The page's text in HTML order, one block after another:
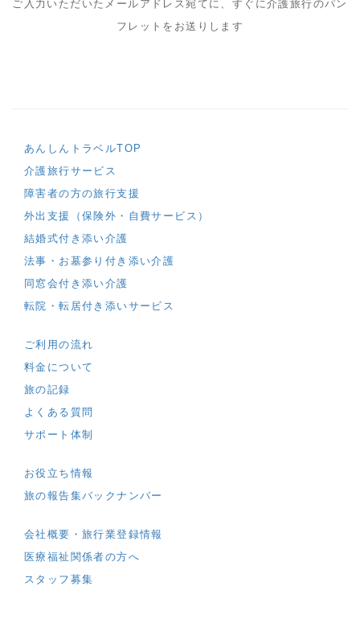
ご入力いただいたメールアドレス宛てに、すぐに介護旅行のパン
フレットをお送りします
あんしんトラベルTOP
介護旅行サービス
障害者の方の旅行支援
外出支援（保険外・自費サービス）
結婚式付き添い介護
法事・お墓参り付き添い介護
同窓会付き添い介護
転院・転居付き添いサービス
ご利用の流れ
料金について
旅の記録
よくある質問
サポート体制
お役立ち情報
旅の報告集バックナンバー
会社概要・旅行業登録情報
医療福祉関係者の方へ
スタッフ募集